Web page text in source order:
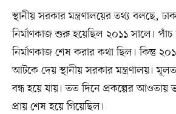
স্থানীয় সরকার মন্ত্রণালয়ের তথ্য বলছে,
নির্মাণকাজ শুরু হয়েছিল ২০১১ সালে।
নির্মাণকাজ শেষ করার কথা ছিল। কিন্তু
আটকে দেয় স্থানীয় সরকার মন্ত্রণালয়।
বন্ধ হয়ে যায়। তত দিনে প্রকল্পের আওতায়
প্রায় শেষ হয়ে গিয়েছিল।